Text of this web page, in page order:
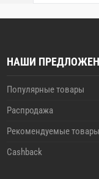
НАШИ
Популярные товары
Распродажа
Рекомендуемые товары
Cashback